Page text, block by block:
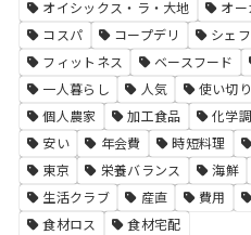
オイシックス・ラ・大地
オー
コスパ
コープデリ シェ
フィットネス
ベースフード
一人暮らし
人気 使い切
個人農家
加工食品 化学
安い
年会費 時短料理
東京
栄養バランス 海鮮
生活クラブ
産直 費用
食材ロス
食材宅配